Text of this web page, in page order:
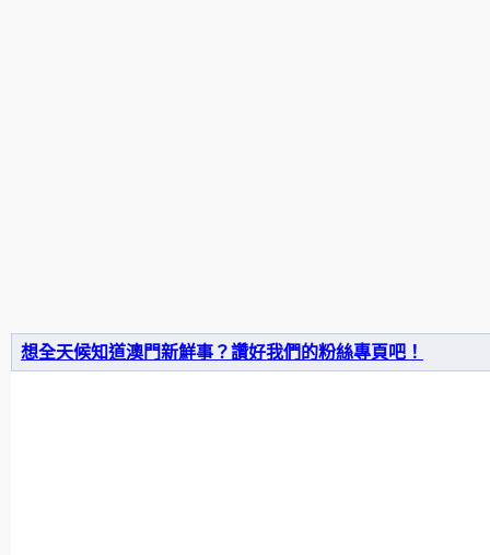
想全天候知道澳門新鮮事？讚好我們的粉絲專頁吧！